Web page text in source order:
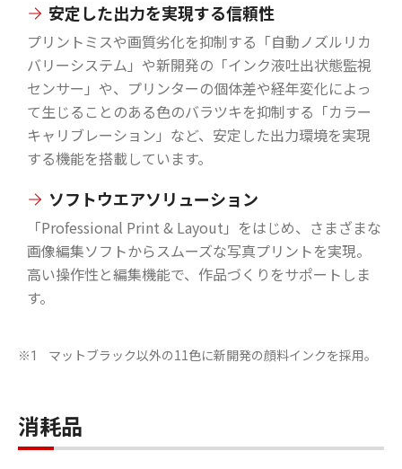
安定した出力を実現する信頼性
プリントミスや画質劣化を抑制する「自動ノズルリカ
バリーシステム」や新開発の「インク液吐出状態監視
センサー」や、プリンターの個体差や経年変化によっ
て生じることのある色のバラツキを抑制する「カラー
キャリブレーション」など、安定した出力環境を実現
する機能を搭載しています。
ソフトウエアソリューション
「Professional Print & Layout」をはじめ、さまざまな
画像編集ソフトからスムーズな写真プリントを実現。
高い操作性と編集機能で、作品づくりをサポートしま
す。
※1 マットブラック以外の11色に新開発の顔料インクを採用。
消耗品